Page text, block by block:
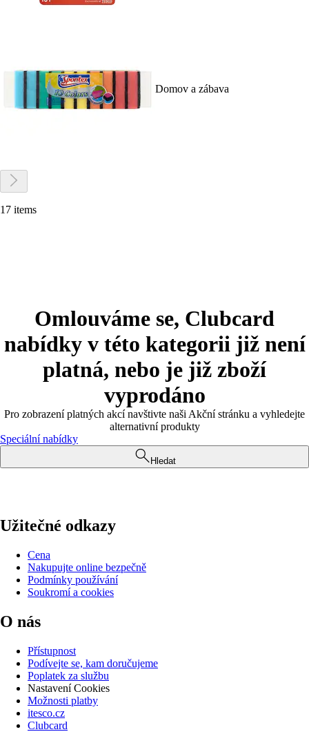
Domov a zábava
17 items
Omlouváme se, Clubcard
nabídky v této kategorii již není
platná, nebo je již zboží
vyprodáno
Pro zobrazení platných akcí navštivte naši Akční stránku a vyhledejte
alternativní produkty
Speciální nabídky
Hledat
Užitečné odkazy
Cena
Nakupujte online bezpečně
Podmínky používání
Soukromí a cookies
O nás
Přístupnost
Podívejte se, kam doručujeme
Poplatek za službu
Nastavení Cookies
Možnosti platby
itesco.cz
Clubcard